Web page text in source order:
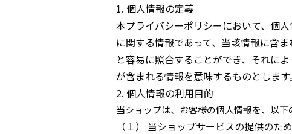
1. 個人情報の定義
本プライバシーポリシーにおいて、個
に関する情報であって、当該情報に含
と容易に照合することができ、それに
が含まれる情報を意味するものとします。
2. 個人情報の利用目的
当ショップは、お客様の個人情報を、以下
（１） 当ショップサービスの提供のため